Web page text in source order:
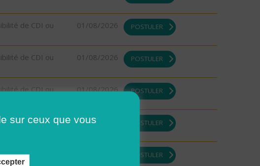
de CDI ou
01/08/2026 POSTULER
de CDI ou
01/08/2026 POSTULER
de CDI ou
01/08/2026 POSTULER
de CDI ou
01/08/2026 POSTULER
de CDI ou
POSTULER
sur ceux que vous